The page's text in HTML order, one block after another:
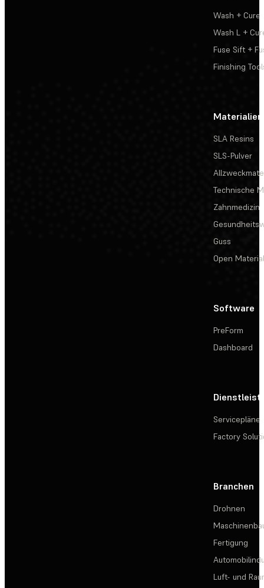
Wash + Cure
Wash L +
Fuse Sift +
Finishing
Materialien
SLA Resins
SLS-Pulver
Technische
Zahnmedizin
Guss
Open
Software
PreForm
Dashboard
Servicepläne
Factory
Branchen
Drohnen
Fertigung
Luft- und